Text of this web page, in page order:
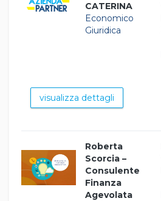
CATERINA
Economico
Giuridica
visualizza dettagli
Roberta
Scorcia –
Consulente
Finanza
Agevolata